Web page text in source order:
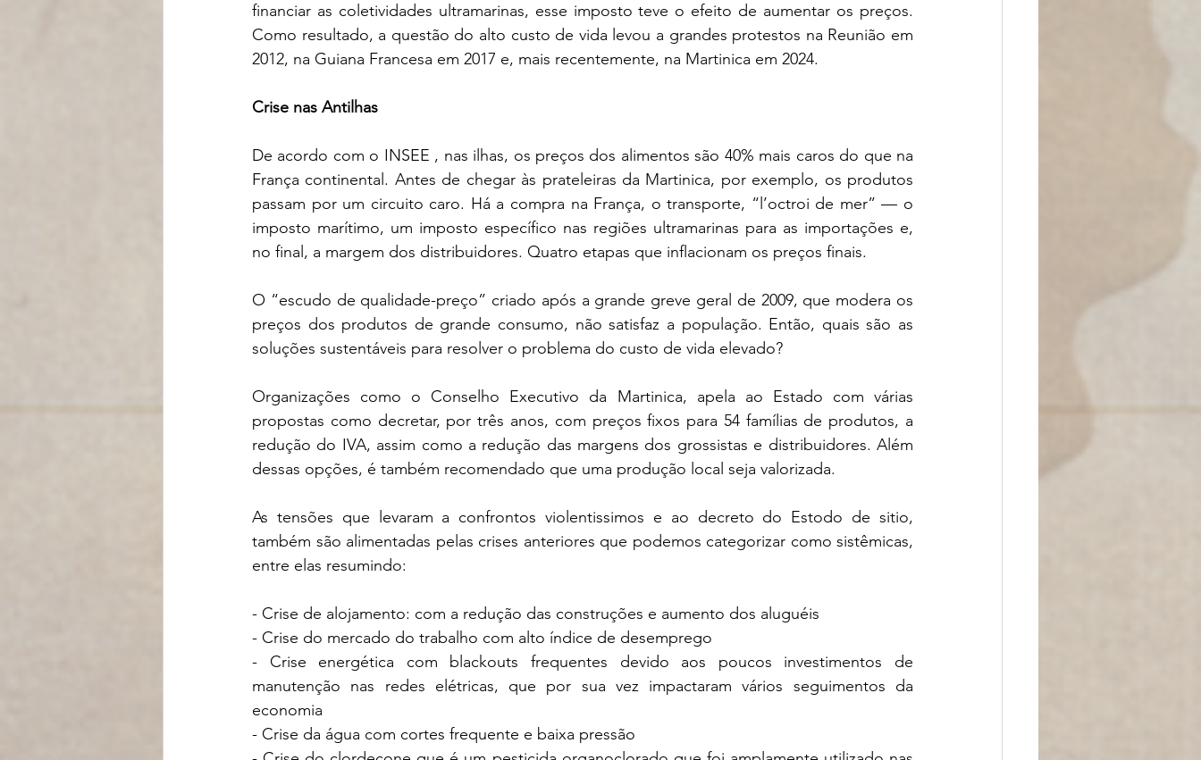
financiar as coletividades ultramarinas, esse imposto teve o efeito de aumentar os preços.
Como resultado, a questão do alto custo de vida levou a grandes protestos na Reunião em
2012, na Guiana Francesa em 2017 e, mais recentemente, na Martinica em 2024.
Crise nas Antilhas
De acordo com o INSEE , nas ilhas, os preços dos alimentos são 40% mais caros do que na
França continental. Antes de chegar às prateleiras da Martinica, por exemplo, os produtos
passam por um circuito caro. Há a compra na França, o transporte, “l’octroi de mer” — o
imposto marítimo, um imposto específico nas regiões ultramarinas para as importações e,
no final, a margem dos distribuidores. Quatro etapas que inflacionam os preços finais.
O “escudo de qualidade-preço” criado após a grande greve geral de 2009, que modera os
preços dos produtos de grande consumo, não satisfaz a população. Então, quais são as
soluções sustentáveis para resolver o problema do custo de vida elevado?
Organizações como o Conselho Executivo da Martinica, apela ao Estado com várias
propostas como decretar, por três anos, com preços fixos para 54 famílias de produtos, a
redução do IVA, assim como a redução das margens dos grossistas e distribuidores. Além
dessas opções, é também recomendado que uma produção local seja valorizada.
As tensões que levaram a confrontos violentissimos e ao decreto do Estodo de sitio,
também são alimentadas pelas crises anteriores que podemos categorizar como sistêmicas,
entre elas resumindo:
- Crise de alojamento: com a redução das construções e aumento dos aluguéis
- Crise do mercado do trabalho com alto índice de desemprego
- Crise energética com blackouts frequentes devido aos poucos investimentos de
manutenção nas redes elétricas, que por sua vez impactaram vários seguimentos da
economia
- Crise da água com cortes frequente e baixa pressão